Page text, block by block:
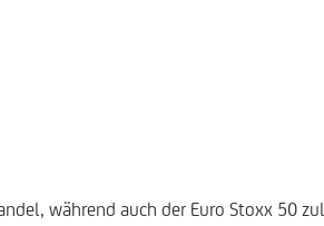
während auch der Euro Stoxx 50